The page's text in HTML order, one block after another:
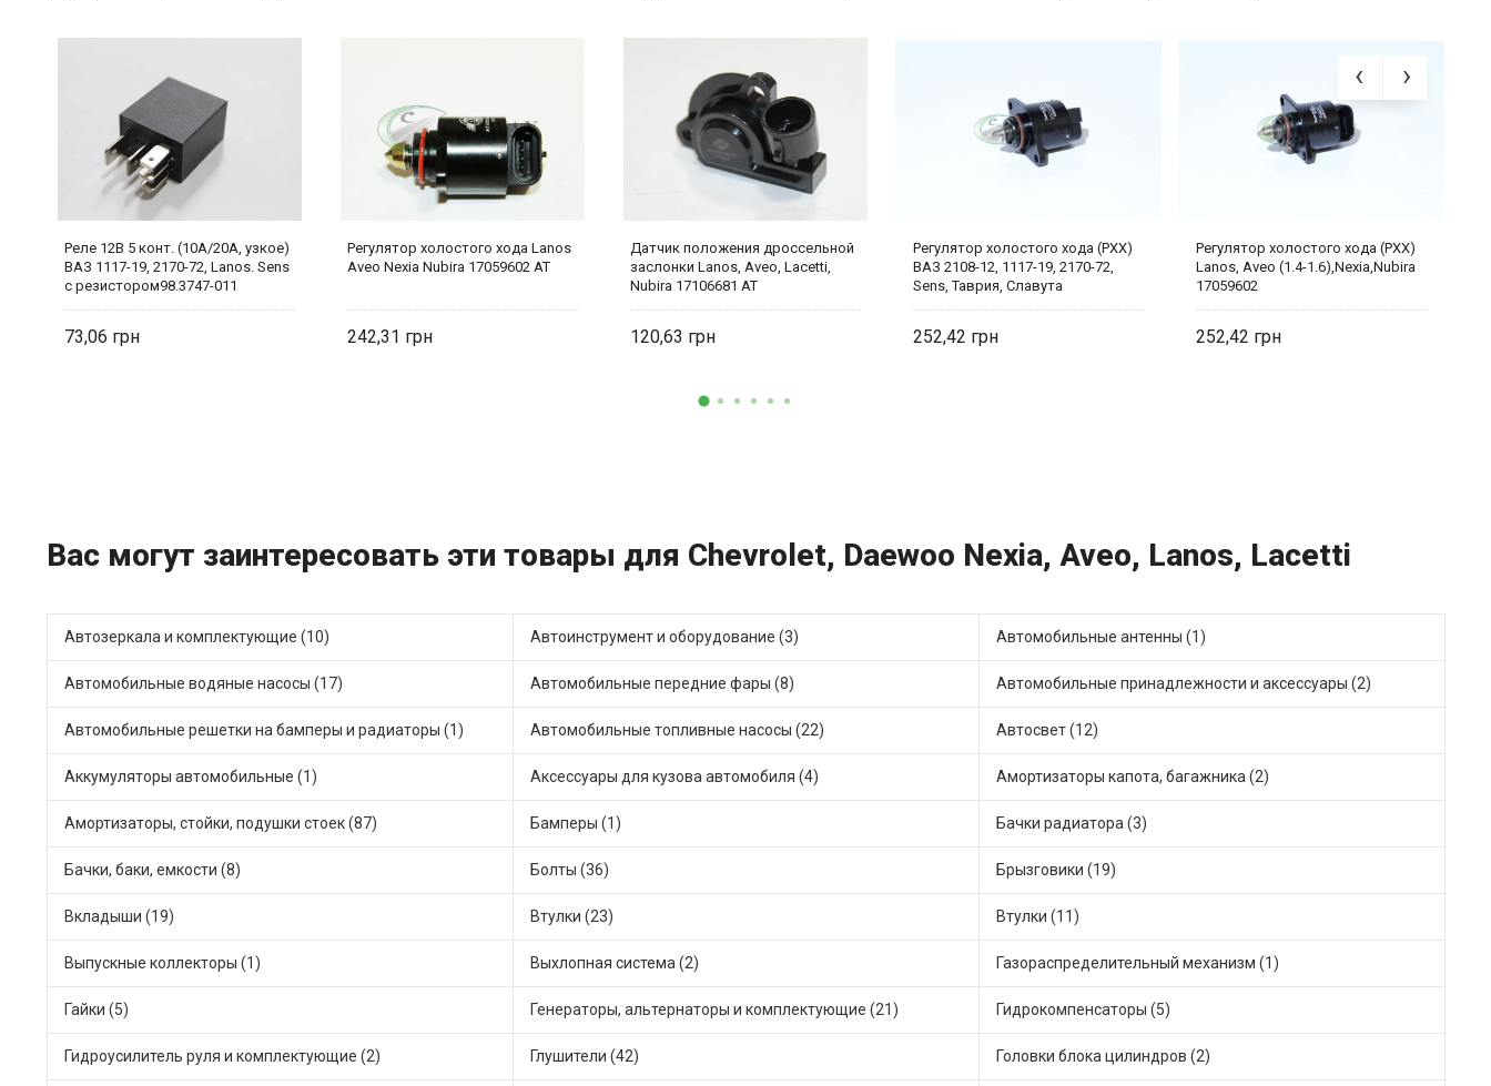
Реле 12В 5 конт. (10А/20А, узкое)
ВАЗ 1117-19, 2170-72, Lanos. Sens
с резистором98.3747-011
73,06
Регулятор холостого хода Lanos
Aveo Nexia Nubira 17059602 АТ
242,31
Датчик положения дроссельной
заслонки Lanos, Aveo, Lacetti,
Nubira 17106681 AT
120,63
Регулятор холостого хода (РХХ)
ВАЗ 2108-12, 1117-19, 2170-72,
Sens, Таврия, Славута
252,42
Регулятор холостого хода (РХХ)
Lanos, Aveo (1.4-1.6),Nexia,Nubira
17059602
252,42
Вас могут заинтересовать эти товары для Chevrolet, Daewoo Nexia, Aveo, Lanos, Lacetti
Автозеркала и комплектующие (10) Автоинструмент и оборудование (3) Автомобильные антенны (1)
Автомобильные водяные насосы (17) Автомобильные передние фары (8) Автомобильные принадлежности и аксессуары (2)
Автомобильные решетки на бамперы и радиаторы (1) Автомобильные топливные насосы (22) Автосвет (12)
Аккумуляторы автомобильные (1) Аксессуары для кузова автомобиля (4) Амортизаторы капота, багажника (2)
Амортизаторы, стойки, подушки стоек (87) Бамперы (1) Бачки радиатора (3)
Бачки, баки, емкости (8) Болты (36) Брызговики (19)
Вкладыши (19) Втулки (23) Втулки (11)
Выпускные коллекторы (1) Выхлопная система (2) Газораспределительный механизм (1)
Гайки (5) Генераторы, альтернаторы и комплектующие (21) Гидрокомпенсаторы (5)
Гидроусилитель руля и комплектующие (2) Глушители (42) Головки блока цилиндров (2)